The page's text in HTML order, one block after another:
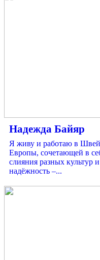
Надежда Байяр
Я живу и работаю в
Европы, сочетающей в
слияния разных культур
надёжность –...